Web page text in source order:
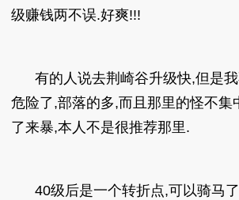
级赚钱两不误.好爽!!!
有的人说去荆崎谷升级快,但是我
危险了,部落的多,而且那里的怪不集
了来暴,本人不是很推荐那里.
40级后是一个转折点,可以骑马